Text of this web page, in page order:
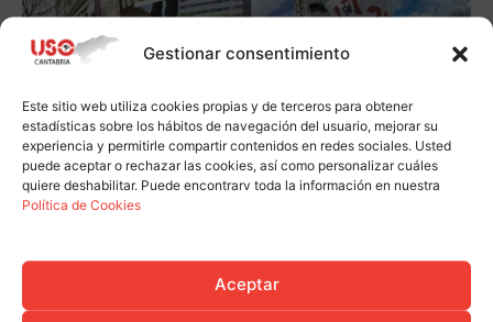
Gestionar consentimiento
Este sitio web utiliza cookies propias y de terceros para obtener
estadísticas sobre los hábitos de navegación del usuario, mejorar su
experiencia y permitirle compartir contenidos en redes sociales. Usted
puede aceptar o rechazar las cookies, así como personalizar cuáles
quiere deshabilitar. Puede encontrarv toda la información en nuestra
Política de Cookies
Aceptar